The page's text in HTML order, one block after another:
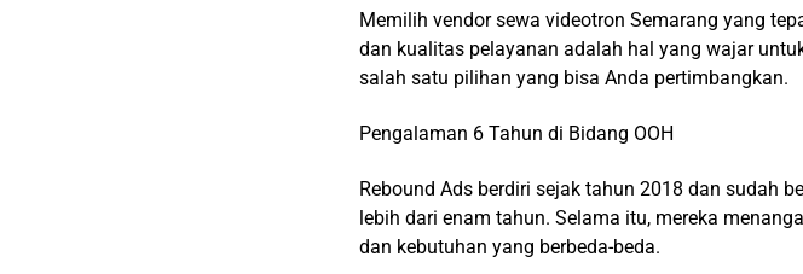
Memilih vendor sewa videotron Semarang yang
dan kualitas pelayanan adalah hal yang wajar
salah satu pilihan yang bisa Anda pertimbangkan.
Pengalaman 6 Tahun di Bidang OOH
Rebound Ads berdiri sejak tahun 2018 dan sudah
lebih dari enam tahun. Selama itu, mereka
dan kebutuhan yang berbeda-beda.